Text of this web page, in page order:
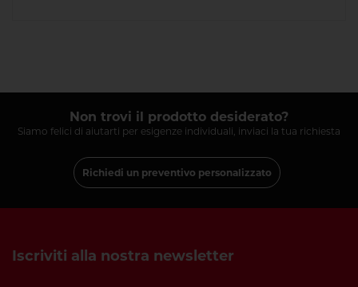
Non trovi il prodotto desiderato?
Siamo felici di aiutarti per esigenze individuali, inviaci la tua richiesta
Richiedi un preventivo personalizzato
Iscriviti alla nostra newsletter